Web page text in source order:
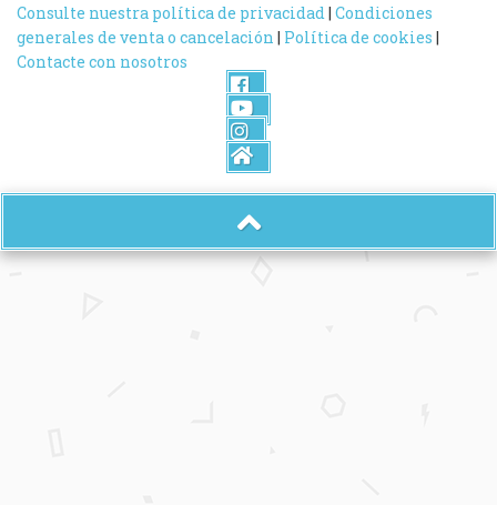
Consulte nuestra política de privacidad | Condiciones
generales de venta o cancelación | Política de cookies |
Contacte con nosotros